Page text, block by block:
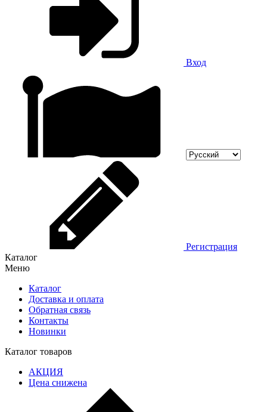
Вход
Регистрация
Каталог
Меню
Каталог
Доставка и оплата
Обратная связь
Контакты
Новинки
Каталог товаров
АКЦИЯ
Цена снижена